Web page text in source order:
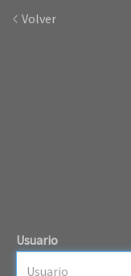
Volver
Usuario